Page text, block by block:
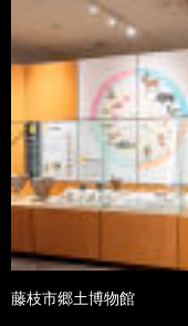
藤枝市郷土博物館